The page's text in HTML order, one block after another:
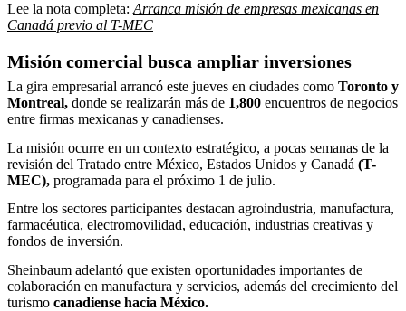
Lee la nota completa: Arranca misión de empresas mexicanas en
Canadá previo al T-MEC
Misión comercial busca ampliar inversiones
La gira empresarial arrancó este jueves en ciudades como Toronto y
Montreal, donde se realizarán más de 1,800 encuentros de negocios
entre firmas mexicanas y canadienses.
La misión ocurre en un contexto estratégico, a pocas semanas de la
revisión del Tratado entre México, Estados Unidos y Canadá (T-
MEC), programada para el próximo 1 de julio.
Entre los sectores participantes destacan agroindustria, manufactura,
farmacéutica, electromovilidad, educación, industrias creativas y
fondos de inversión.
Sheinbaum adelantó que existen oportunidades importantes de
colaboración en manufactura y servicios, además del crecimiento del
turismo canadiense hacia México.